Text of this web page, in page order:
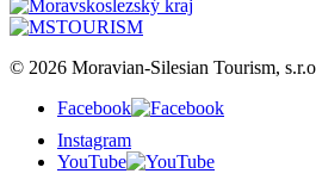
© 2026 Moravian-Silesian Tourism,
Facebook
Instagram
YouTube